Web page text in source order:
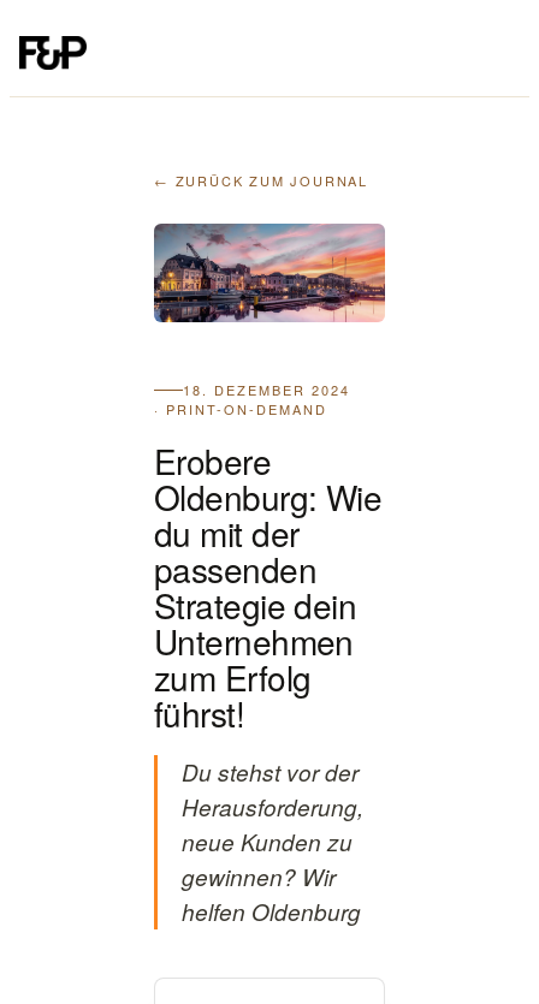
← ZURÜCK ZUM JOURNAL
18. DEZEMBER 2024
· PRINT-ON-DEMAND
Erobere
Oldenburg: Wie
du mit der
passenden
Strategie dein
Unternehmen
zum Erfolg
führst!
Du stehst vor der
Herausforderung,
neue Kunden zu
gewinnen? Wir
helfen Oldenburg